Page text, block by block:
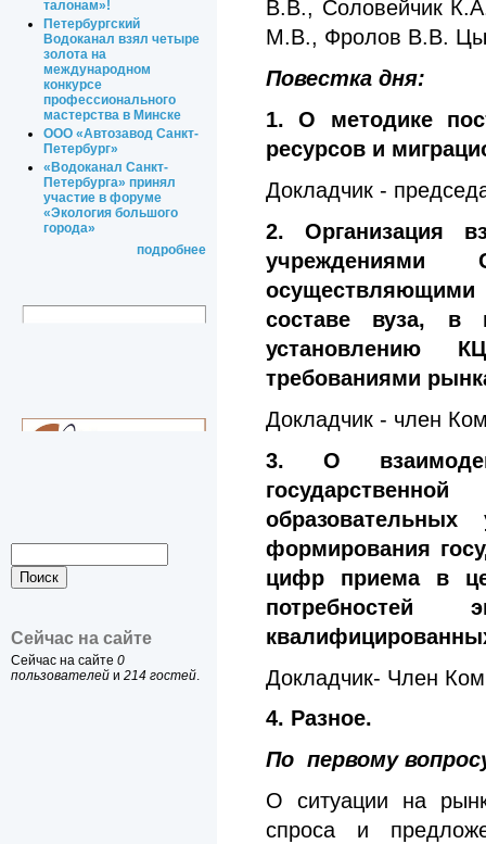
талонам»!
Петербургский
Водоканал взял четыре
золота на
международном
конкурсе
профессионального
мастерства в Минске
ООО «Автозавод Санкт-
Петербург»
«Водоканал Санкт-
Петербурга» принял
участие в форуме
«Экология большого
города»
подробнее
Сейчас на сайте
Сейчас на сайте 0
пользователей и 214 гостей.
В.В., Соловейчик
М.В., Фролов В.В.
Повестка дня:
1. О методике
ресурсов и
Докладчик -
2. Организация
составе вуза, в
установлению
требованиями
Докладчик - член
3. О
формирования
цифр приема в
потребностей
Докладчик- Член
4. Разное.
По первому
О ситуации на
спроса и